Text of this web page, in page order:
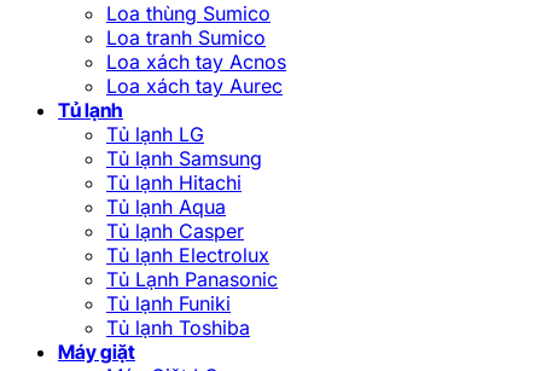
Loa thùng Sumico
Loa tranh Sumico
Loa xách tay Acnos
Loa xách tay Aurec
Tủ lạnh
Tủ lạnh LG
Tủ lạnh Samsung
Tủ lạnh Hitachi
Tủ lạnh Aqua
Tủ lạnh Casper
Tủ lạnh Electrolux
Tủ Lạnh Panasonic
Tủ lạnh Funiki
Tủ lạnh Toshiba
Máy giặt